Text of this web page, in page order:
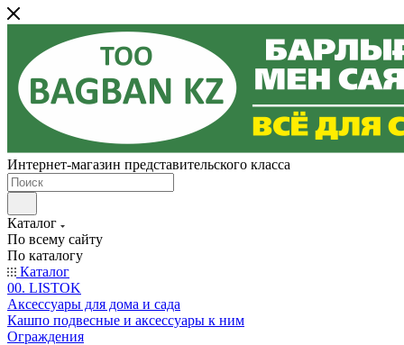
Интернет-магазин представительского класса
Каталог
По всему сайту
По каталогу
Каталог
00. LISTOK
Аксессуары для дома и сада
Кашпо подвесные и аксессуары к ним
Ограждения